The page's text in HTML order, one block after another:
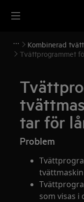
Kombinerad
Tvättprogrammet
tar för
Problem
som visas i